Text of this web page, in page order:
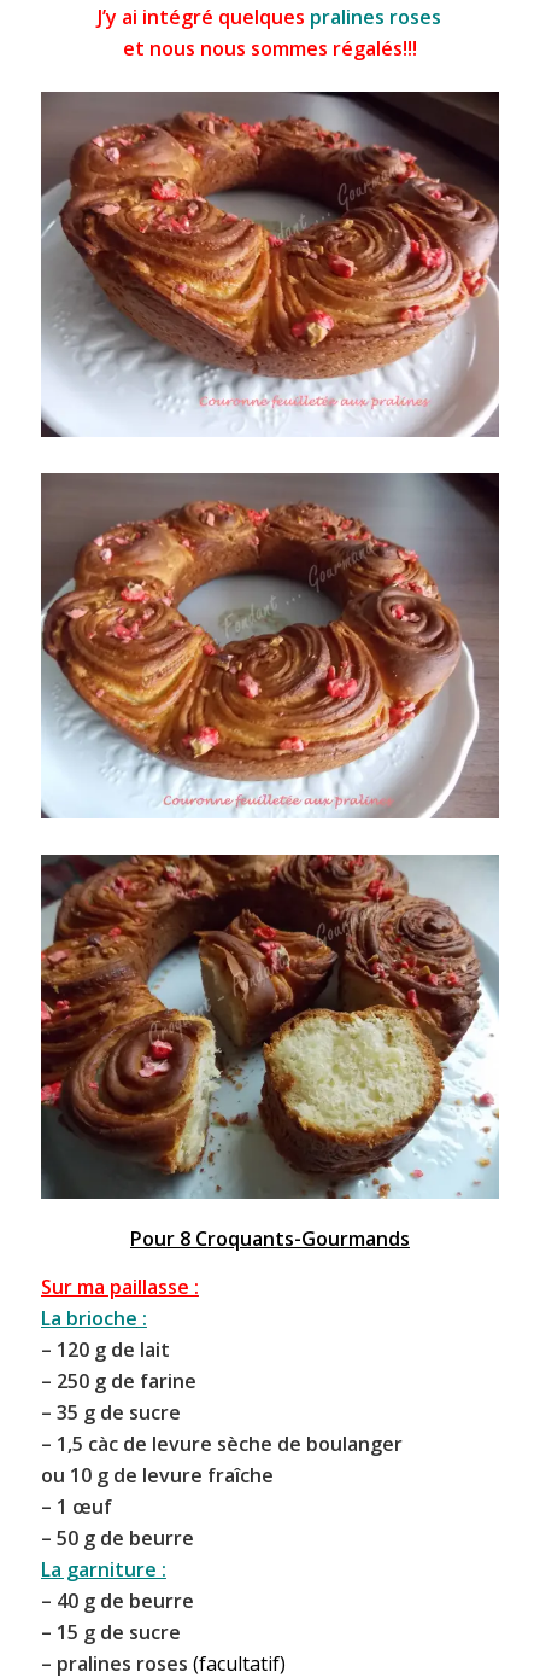
J’y ai intégré quelques pralines roses
et nous nous sommes régalés!!!
Pour 8 Croquants-Gourmands
Sur ma paillasse :
La brioche :
– 120 g de lait
– 250 g de farine
– 35 g de sucre
– 1,5 càc de levure sèche de boulanger
ou 10 g de levure fraîche
– 1 œuf
– 50 g de beurre
La garniture :
– 40 g de beurre
– 15 g de sucre
– pralines roses (facultatif)